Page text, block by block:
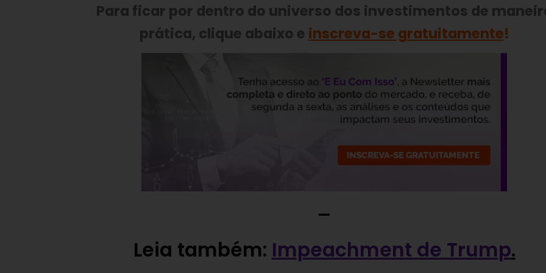
Para ficar por dentro do universo dos investimentos de
prática, clique abaixo e inscreva-se gratuitamente!
—
Leia também: Impeachment de Trump.